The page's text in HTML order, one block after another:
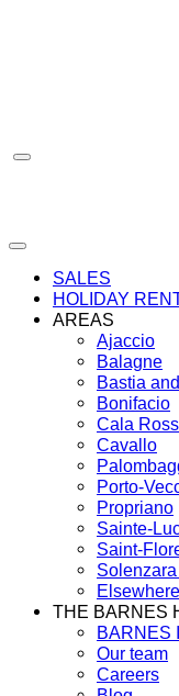
SALES
HOLIDAY
AREAS
Ajaccio
Balagne
Bastia
Bonifacio
Cala
Cavallo
Porto-
Propriano
Sainte-
Saint-
THE BARNES
BARNES
Our team
Careers